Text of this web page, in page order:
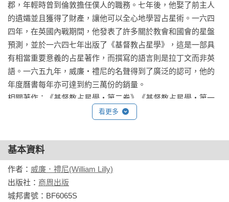
郡，年輕時曾到倫敦擔任僕人的職務。七年後，他娶了前主人
的遺孀並且獲得了財產，讓他可以全心地學習占星術。一六四
四年，在英國內戰期間，他發表了許多關於教會和國會的星盤
預測，並於一六四七年出版了《基督教占星學》，這是一部具
有相當重要意義的占星著作，而撰寫的語言則是拉丁文而非英
語。一六五九年，威廉・禮尼的名聲得到了廣泛的認可，他的
年度曆書每年亦可達到約三萬份的銷量。
相關著作：《基督教占星學‧第二卷》《基督教占星學‧第一
看更多
基本資料
作者： 威廉．禮尼(William Lilly)
出版社： 商周出版
城邦書號：BF6065S